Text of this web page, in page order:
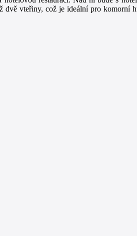
vteřiny, což je ideální pro komorní